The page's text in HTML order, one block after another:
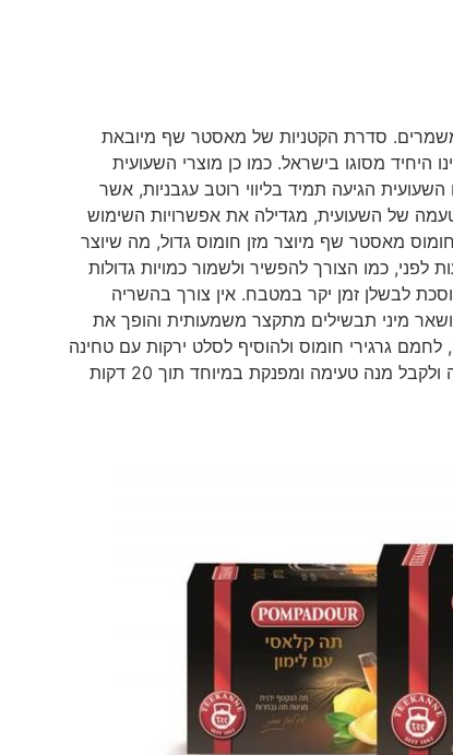
סדרת הקטניות של מאסטר שף מיובאת
היחיד מסוגו בישראל. כמו כן מוצרי השעועית
הגיעה תמיד בליווי רוטב עגבניות, אשר
של השעועית, מגדילה את אפשרויות השימוש
מאסטר שף מיוצר מזן חומוס גדול, מה שיוצר
לפני, כמו הצורך להפשיר ולשמור כמויות גדולות
לבשלן זמן יקר במטבח. אין צורך בהשריה
מיני תבשילים מתקצר משמעותית והופך את
גרגירי חומוס ולהוסיף לסלט ירקות עם טחינה
ולקבל סלט משודרג ועשיר, להוסיף שעועית משני הצבעים לתבשיל צ'ילי קון קורנה ולקבל מנה טעימה ומפנקת במיוחד תוך 20 דקות